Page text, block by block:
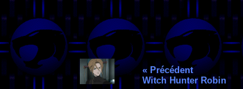
« Précédent
Witch Hunter Robin